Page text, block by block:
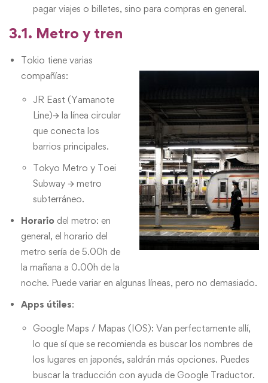
pagar viajes o billetes, sino para compras en general.
3.1. Metro y tren
Tokio tiene varias
compañías:
JR East (Yamanote
Line)🡪 la línea circular
que conecta los
barrios principales.
Tokyo Metro y Toei
Subway 🡪 metro
subterráneo.
Horario del metro: en
general, el horario del
metro sería de 5.00h de
la mañana a 0.00h de la
noche. Puede variar en algunas líneas, pero no demasiado.
Apps útiles:
Google Maps / Mapas (IOS): Van perfectamente allí,
lo que sí que se recomienda es buscar los nombres de
los lugares en japonés, saldrán más opciones. Puedes
buscar la traducción con ayuda de Google Traductor.